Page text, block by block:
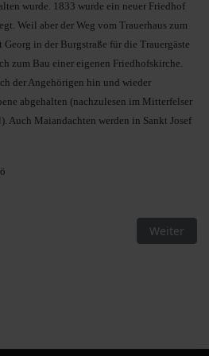
wurde. 1833 wurde ein neuer Friedhof
Weil aber der Weg vom Trauerhaus zum
in der Burgstraße für die Trauergäste
zum Bau einer eigenen Friedhofskirche.
der Angehörigen hin und wieder
abgehalten (nachzulesen im Mitterfelser
Auch Maiandachten werden in Sankt Josef
und Sommerfest
Nächster
Weiter